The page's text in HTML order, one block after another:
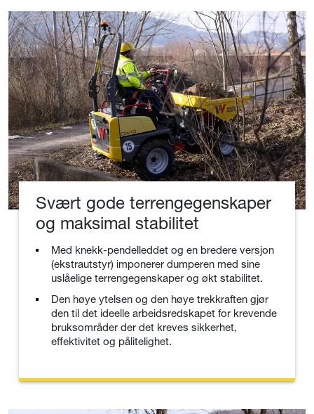
Svært gode terrengegenskaper
og maksimal stabilitet
Med knekk-pendelleddet og en bredere versjon
(ekstrautstyr) imponerer dumperen med sine
uslåelige terrengegenskaper og økt stabilitet.
Den høye ytelsen og den høye trekkraften gjør
den til det ideelle arbeidsredskapet for krevende
bruksområder der det kreves sikkerhet,
effektivitet og pålitelighet.